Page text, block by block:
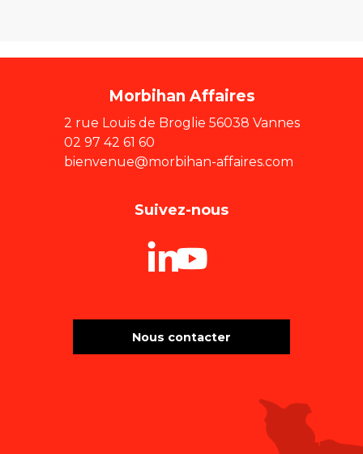
Morbihan Affaires
2 rue Louis de Broglie 56038 Vannes
02 97 42 61 60
bienvenue@morbihan-affaires.com
Nous contacter
Suivez-nous